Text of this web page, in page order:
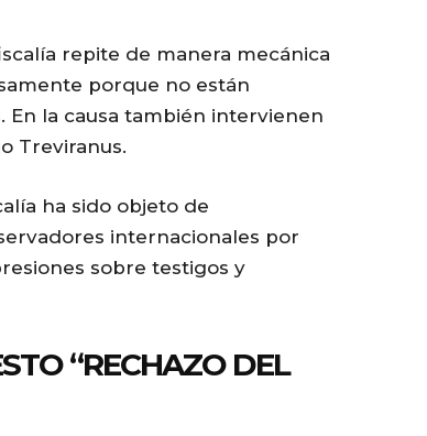
repite de manera mecánica
porque no están
En la causa también intervienen
Treviranus.
ha sido objeto de
internacionales por
sobre testigos y
“RECHAZO DEL